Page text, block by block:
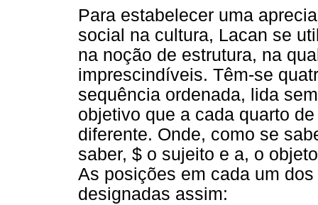
Para estabelecer uma
social na cultura, Lacan se
na noção de estrutura, na
imprescindíveis. Têm-se
sequência ordenada, lida
objetivo que a cada quarto
diferente. Onde, como se
saber, $ o sujeito e a, o
As posições em cada um
designadas assim: